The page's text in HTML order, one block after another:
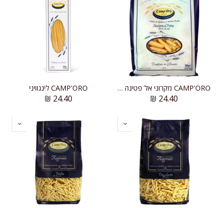
CAMP'ORO מקרוני אל פטינה (מסורק)
24.40
₪
CAMP'ORO לינגוויני
24.40
₪